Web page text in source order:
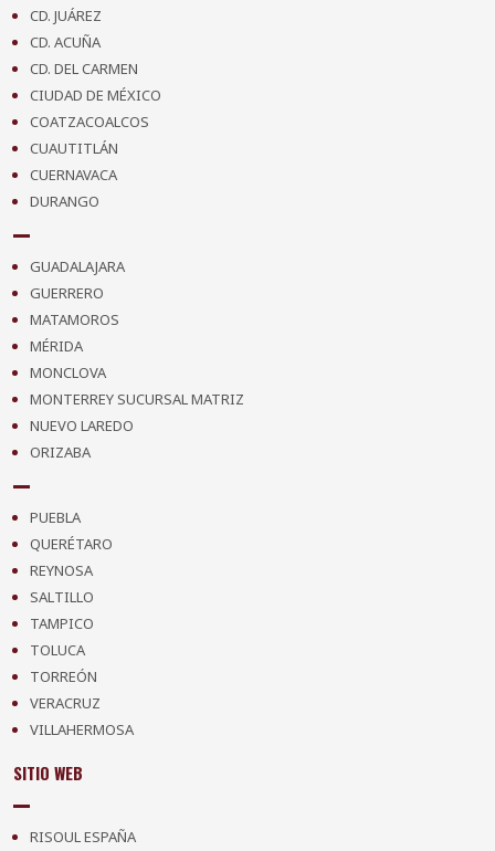
CD. JUÁREZ
CD. ACUÑA
CD. DEL CARMEN
CIUDAD DE MÉXICO
COATZACOALCOS
CUAUTITLÁN
CUERNAVACA
DURANGO
GUADALAJARA
GUERRERO
MATAMOROS
MÉRIDA
MONCLOVA
MONTERREY SUCURSAL MATRIZ
NUEVO LAREDO
ORIZABA
PUEBLA
QUERÉTARO
REYNOSA
SALTILLO
TAMPICO
TOLUCA
TORREÓN
VERACRUZ
VILLAHERMOSA
SITIO WEB
RISOUL ESPAÑA